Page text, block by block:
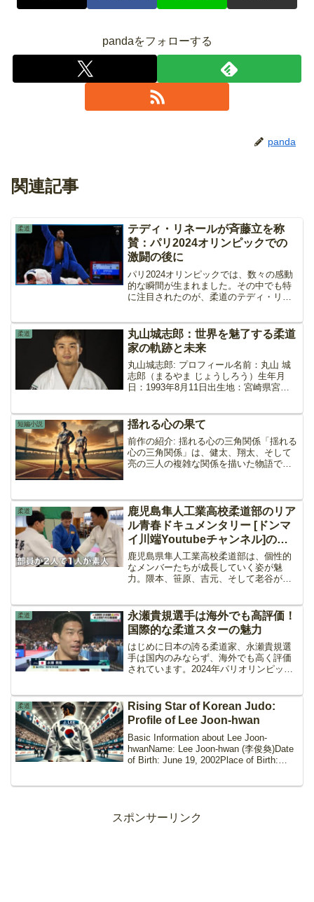
pandaをフォローする
panda
関連記事
柔道
テディ・リネールが斉藤立を称
賛：パリ2024オリンピックでの
激闘の後に
パリ2024オリンピックでは、数々の感動
的な瞬間が生まれました。その中でも特
に注目されたのが、柔道のテディ・リネ
選手と対戦し、勝利を収めました。しか
し、勝利の喜びの中で...
柔道
丸山城志郎：世界を魅了する柔道
家の軌跡と未来
丸山城志郎: プロフィール名前：丸山 城
志郎（まるやま じょうしろう）生年月
日：1993年8月11日出生地：宮崎県宮崎
型：A型特技：内股、巴投、袖釣...
短編小説 揺れる心の果て
前作の紹介: 揺れる心の三角関係「揺れる
心の三角関係」は、健太、翔太、そして
亮の三人の複雑な関係を描いた物語で
で、亮の復讐心が消えないままの状態を
描いていきます。序章: ...
柔道
鹿児島隼人工業高校柔道部のリア
ル青春ドキュメンタリー [ドンマ
イ川端Youtubeチャンネル]の紹
介
鹿児島県隼人工業高校柔道部は、個性的
なメンバーたちが成長していく姿が魅
力。隈本、笹原、吉元、そして老谷がい
ネルで見ることができます。ドンマイ川
端の隼人工業高校柔道部シリーズを紹介
するのが私の使命。
柔道
永瀬貴規選手は海外でも高評価！
国際的な柔道スターの魅力
はじめに日本の誇る柔道家、永瀬貴規選
手は国内のみならず、海外でも高く評価
されています。2024年パリオリンピック
した。この記事では、永瀬選手が海外で
どのように評価されて...
柔道
Rising Star of Korean Judo:
Profile of Lee Joon-hwan
Basic Information about Lee Joon-
hwanName: Lee Joon-hwan (李俊奐)Date
of Birth: June 19, 2002Place of Birth:
スポンサーリンク